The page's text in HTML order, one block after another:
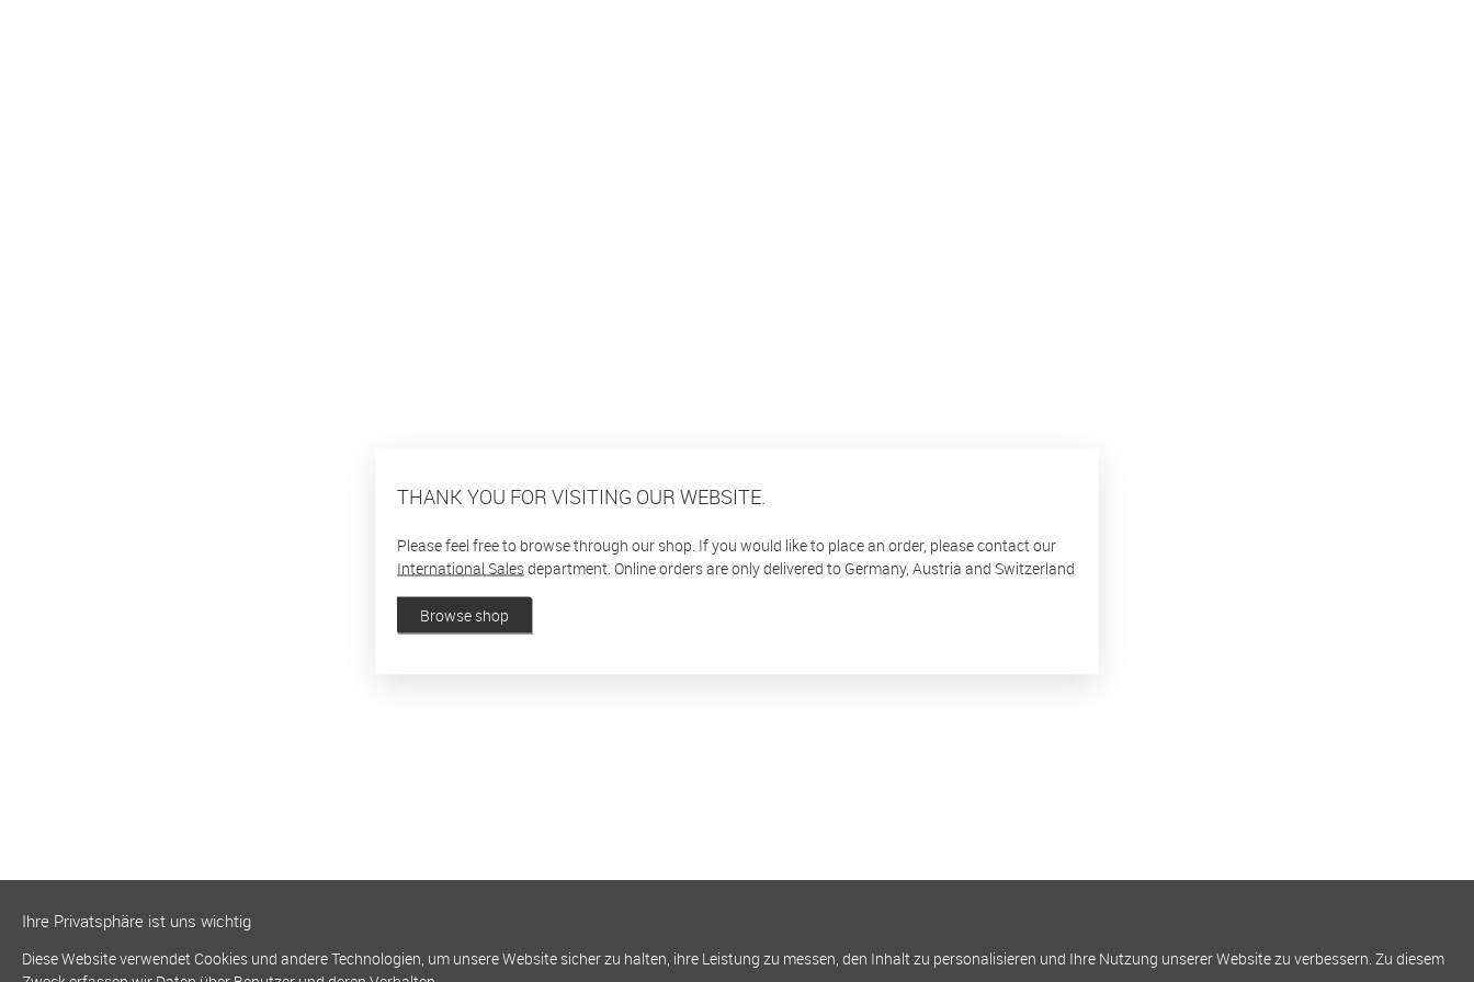
THANK YOU FOR VISITING OUR WEBSITE.
Please feel free to browse through our shop. If you would like to place an order, please contact our
International Salesdepartment. Online orders are only delivered to Germany, Austria and Switzerland
Browse shop
Ihre Privatsphäre ist uns wichtig
Diese Website verwendet Cookies und andere Technologien, um unsere Website sicher zu halten, ihre Leistung zu messen, den Inhalt zu personalisieren und Ihre Nutzung unserer Website zu verbessern. Zu diesem